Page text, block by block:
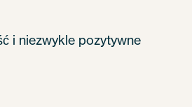
i niezwykle pozytywne